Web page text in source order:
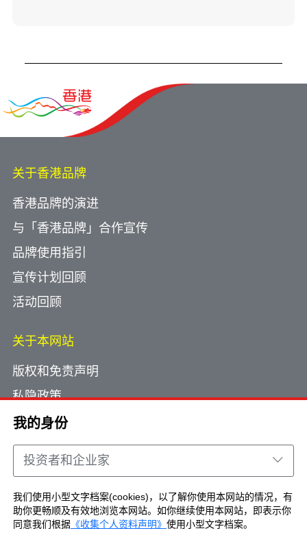
我的身份
投资者和企业家
我们使用小型文字档案(cookies)，以了解你使用本网站的情况，有
助你更畅顺及有效地浏览本网站。如你继续使用本网站，即表示你
同意我们根据 《收集个人资料声明》 使用小型文字档案。
关于香港品牌
香港品牌的演进
与「香港品牌」合作宣传
品牌使用指引
宣传计划回顾
活动回顾
关于本网站
版权和免责声明
私隐政策
使用小型文字档案
网页指南
联络我们
Copyright © Brand Hong Kong. All Rights